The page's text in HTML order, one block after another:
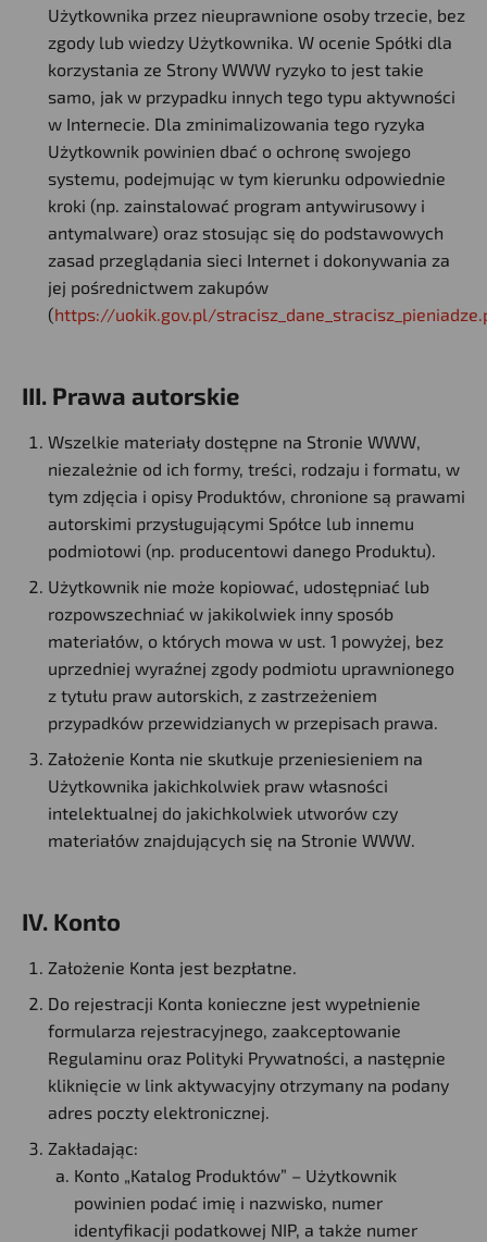
Użytkownika przez nieuprawnione osoby trzecie, bez
zgody lub wiedzy Użytkownika. W ocenie Spółki dla
korzystania ze Strony WWW ryzyko to jest takie
samo, jak w przypadku innych tego typu aktywności
w Internecie. Dla zminimalizowania tego ryzyka
Użytkownik powinien dbać o ochronę swojego
systemu, podejmując w tym kierunku odpowiednie
kroki (np. zainstalować program antywirusowy i
antymalware) oraz stosując się do podstawowych
zasad przeglądania sieci Internet i dokonywania za
jej pośrednictwem zakupów
(https://uokik.gov.pl/
III. Prawa autorskie
Wszelkie materiały dostępne na Stronie WWW,
niezależnie od ich formy, treści, rodzaju i formatu, w
tym zdjęcia i opisy Produktów, chronione są prawami
autorskimi przysługującymi Spółce lub innemu
podmiotowi (np. producentowi danego Produktu).
Użytkownik nie może kopiować, udostępniać lub
rozpowszechniać w jakikolwiek inny sposób
materiałów, o których mowa w ust. 1 powyżej, bez
uprzedniej wyraźnej zgody podmiotu uprawnionego
z tytułu praw autorskich, z zastrzeżeniem
przypadków przewidzianych w przepisach prawa.
Założenie Konta nie skutkuje przeniesieniem na
Użytkownika jakichkolwiek praw własności
intelektualnej do jakichkolwiek utworów czy
materiałów znajdujących się na Stronie WWW.
IV. Konto
Założenie Konta jest bezpłatne.
Do rejestracji Konta konieczne jest wypełnienie
formularza rejestracyjnego, zaakceptowanie
Regulaminu oraz Polityki Prywatności, a następnie
kliknięcie w link aktywacyjny otrzymany na podany
adres poczty elektronicznej.
Zakładając:
Konto „Katalog Produktów” – Użytkownik
powinien podać imię i nazwisko, numer
identyfikacji podatkowej NIP, a także numer